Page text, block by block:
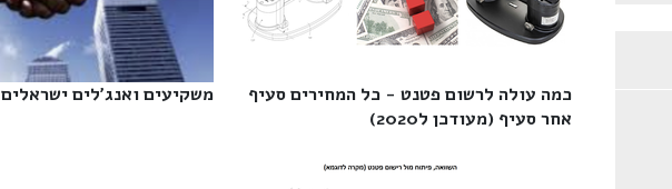
כמה עולה לרשום פטנט - כל המחירים סעיף
אחר סעיף (מעודכן ל2020)‎
משקיעים ואנג'לים ישראלים‎